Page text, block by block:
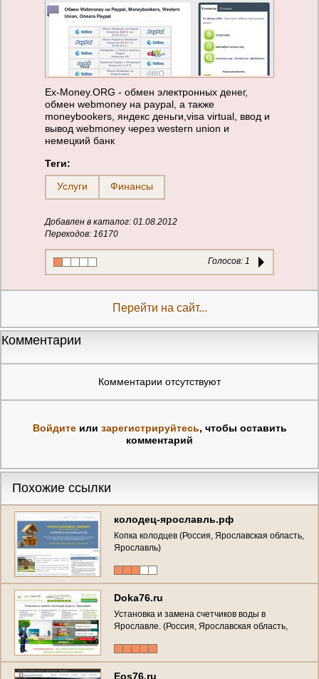
Ex-Money.ORG - обмен электронных денег,
обмен webmoney на paypal, а также
moneybookers, яндекс деньги,vіsa vіrtual, ввод и
вывод webmoney через western unіon и
немецкий банк
Теги:
Услуги
Финансы
Добавлен в каталог: 01.08.2012
Переходов: 16170
Голосов: 1
Перейти на сайт...
Комментарии
Комментарии отсутствуют
Войдитеили зарегистрируйтесь, чтобы оставить
комментарий
Похожие ссылки
колодец-ярославль.рф
Копка колодцев (Россия, Ярославская область,
Ярославль)
Doka76.ru
Установка и замена счетчиков воды в
Ярославле. (Россия, Ярославская область,
Eos76.ru